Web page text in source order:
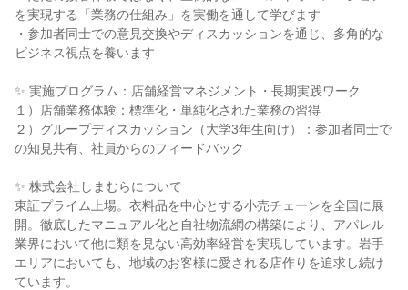
を実現する「業務の仕組み」を実働を通して学びます
・参加者同士での意見交換やディスカッションを通じ、多角的な
ビジネス視点を養います
✨ 実施プログラム：店舗経営マネジメント・長期実践ワーク
１）店舗業務体験：標準化・単純化された業務の習得
２）グループディスカッション（大学3年生向け）：参加者同士で
の知見共有、社員からのフィードバック
✨ 株式会社しまむらについて
東証プライム上場。衣料品を中心とする小売チェーンを全国に展
開。徹底したマニュアル化と自社物流網の構築により、アパレル
業界において他に類を見ない高効率経営を実現しています。岩手
エリアにおいても、地域のお客様に愛される店作りを追求し続け
ています。